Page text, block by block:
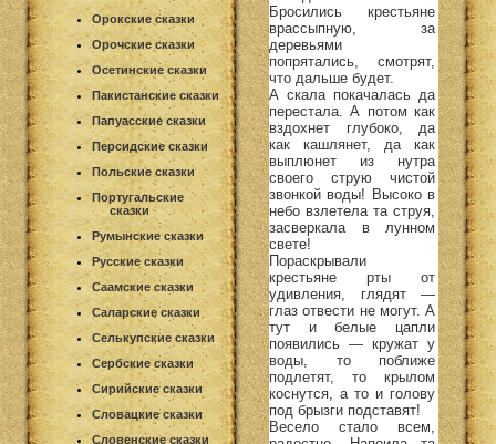
Орокские сказки
Орочские сказки
Осетинские сказки
Пакистанские сказки
Папуасские сказки
Персидские сказки
Польские сказки
Португальские
сказки
Румынские сказки
Русские сказки
Саамские сказки
Саларские сказки
Селькупские сказки
Сербские сказки
Сирийские сказки
Словацкие сказки
Словенские сказки
Бросились крестьяне
врассыпную, за
деревьями
попрятались, смотрят,
что дальше будет.
А скала покачалась да
перестала. А потом как
вздохнет глубоко, да
как кашлянет, да как
выплюнет из нутра
своего струю чистой
звонкой воды! Высоко в
небо взлетела та струя,
засверкала в лунном
свете!
Пораскрывали
крестьяне рты от
удивления, глядят —
глаз отвести не могут. А
тут и белые цапли
появились — кружат у
воды, то поближе
подлетят, то крылом
коснутся, а то и голову
под брызги подставят!
Весело стало всем,